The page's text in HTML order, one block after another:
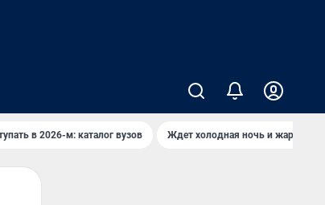
в 2026-м: каталог вузов Ждет холодная ночь и жаркий